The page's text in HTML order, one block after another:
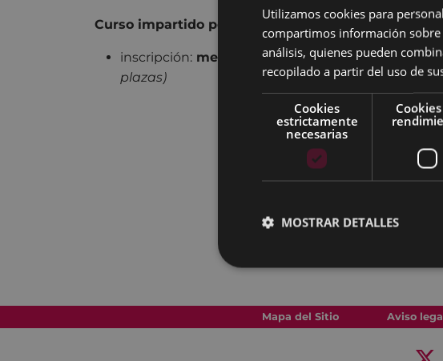
Curso impartido por Jon Arana y Mikel Larreategi.
inscripción: mendia@deporeibar.com(hasta
plazas)
Mapa del Sitio Aviso
Utilizamos cookies para
compartimos información
análisis, quienes pueden
recopilado a partir del uso de
Cookies
estrictamente
necesarias
MOSTRAR DETALLES